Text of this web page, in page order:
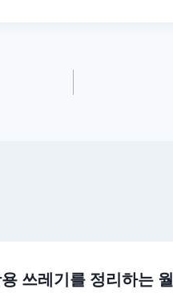
쓰레기를 정리하는 월